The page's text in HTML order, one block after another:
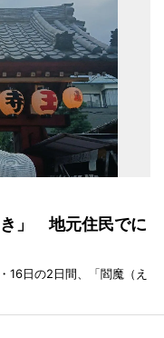
き」 地元住民でに
16日の2日間、「閻魔（え